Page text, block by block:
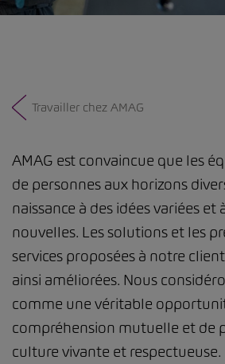
Travailler chez AMAG
AMAG est convaincue que les
de personnes aux horizons
naissance à des idées variées et
nouvelles. Les solutions et les
services proposées à notre
ainsi améliorées. Nous
comme une véritable
compréhension mutuelle et de
culture vivante et respectueuse.